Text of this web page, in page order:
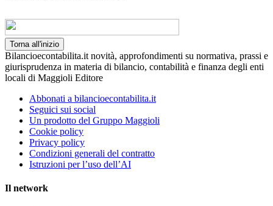
Torna all'inizio
Bilancioecontabilita.it novità, approfondimenti su normativa, prassi e
giurisprudenza in materia di bilancio, contabilità e finanza degli enti
locali di Maggioli Editore
Abbonati a bilancioecontabilita.it
Seguici sui social
Un prodotto del Gruppo Maggioli
Cookie policy
Privacy policy
Condizioni generali del contratto
Istruzioni per l’uso dell’AI
Il network